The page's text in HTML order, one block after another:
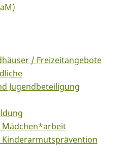
/ Freizeitangebote
Jugendbeteiligung